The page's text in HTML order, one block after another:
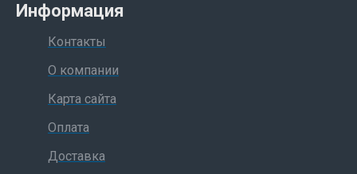
Информация
Контакты
О компании
Карта сайта
Оплата
Доставка